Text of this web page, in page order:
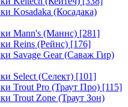
Kosadaka (Косадака)
Mann's (Маннс) [281]
Reins (Рейнс) [176]
Savage Gear (Саваж Гир)
Select (Селект) [101]
Trout Pro (Траут Про) [115]
Trout Zone (Траут Зон)